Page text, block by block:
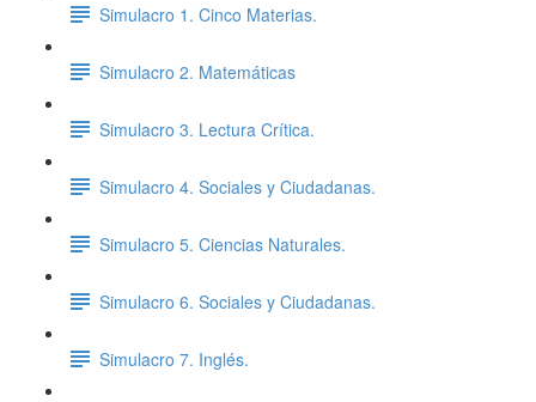
Simulacro 1. Cinco Materias.
Simulacro 2. Matemáticas
Simulacro 3. Lectura Crítica.
Simulacro 4. Sociales y Ciudadanas.
Simulacro 5. Ciencias Naturales.
Simulacro 6. Sociales y Ciudadanas.
Simulacro 7. Inglés.